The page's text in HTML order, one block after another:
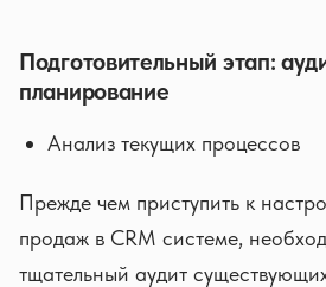
Подготовительный этап:
планирование
Анализ текущих процессов
Прежде чем приступить к
продаж в CRM системе,
тщательный аудит